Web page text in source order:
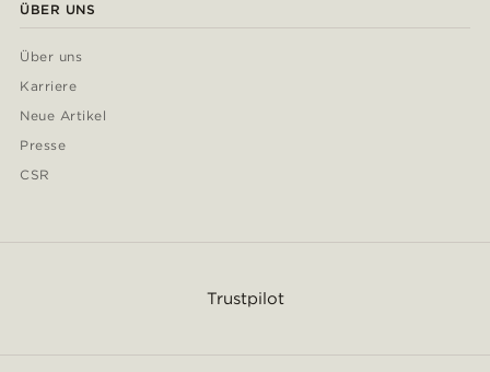
ÜBER UNS
Über uns
Karriere
Neue Artikel
Presse
CSR
Trustpilot